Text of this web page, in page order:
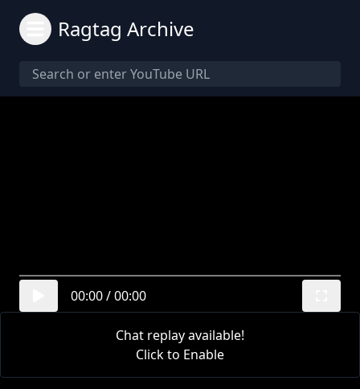
Ragtag Archive
00:00/00:00
Chat replay available!
Click to Enable